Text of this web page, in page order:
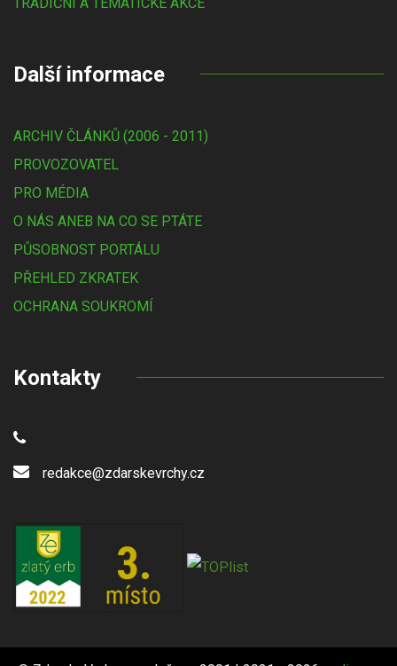
Další informace
ARCHIV ČLÁNKŮ (2006 - 2011)
PROVOZOVATEL
PRO MÉDIA
O NÁS ANEB NA CO SE PTÁTE
PŮSOBNOST PORTÁLU
PŘEHLED ZKRATEK
OCHRANA SOUKROMÍ
Kontakty
redakce@zdarskevrchy.cz